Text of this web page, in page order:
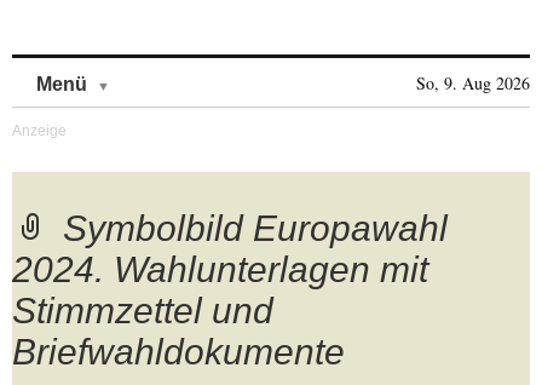
Menü So, 9. Aug 2026
Symbolbild Europawahl
2024. Wahlunterlagen mit
Stimmzettel und
Briefwahldokumente